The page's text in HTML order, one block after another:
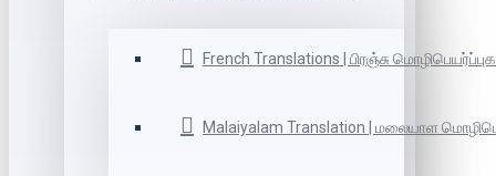
French Translations | பிரஞ்சு
Malaiyalam Translation | மலையாள